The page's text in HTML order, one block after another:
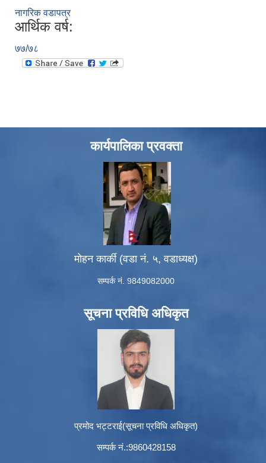
नागरिक वडापत्र
आर्थिक वर्ष:
७७/७८
कार्यपालिका प्रवक्ता
मोहन कार्की (वडा नं. ५, वडाध्यक्ष)
सम्पर्क नं. 9849082000
सूचना प्रविधि अधिकृत
प्रमोद भट्टराई(सूचना प्रविधि अधिकृत)
सम्पर्क नं.:9860428158